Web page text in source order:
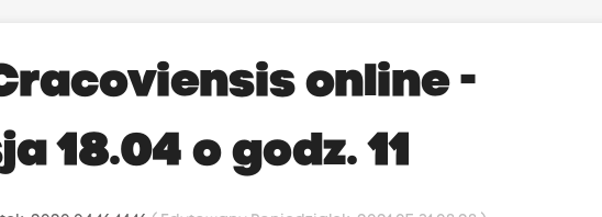
online -
18.04 o godz. 11